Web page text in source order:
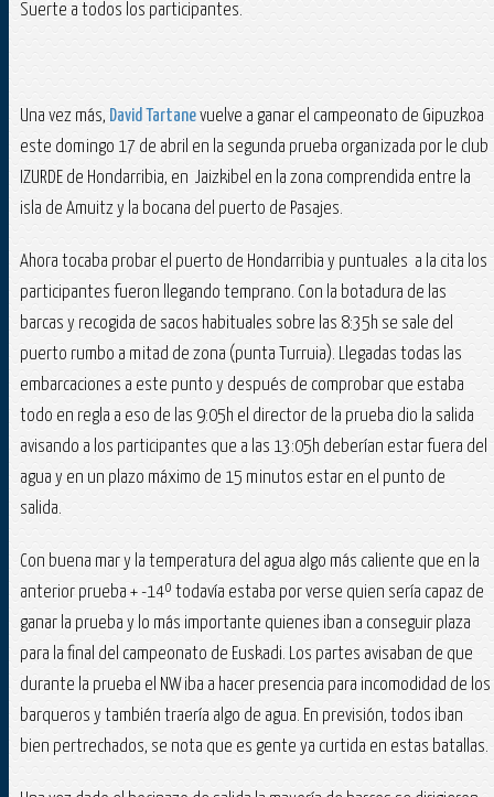
Suerte a todos los participantes.
Una vez más, David Tartanevuelve a ganar el campeonato de Gipuzkoa
este domingo 17 de abril en la segunda prueba organizada por le club
IZURDE de Hondarribia, en Jaizkibel en la zona comprendida entre la
isla de Amuitz y la bocana del puerto de Pasajes.
Ahora tocaba probar el puerto de Hondarribia y puntuales a la cita los
participantes fueron llegando temprano. Con la botadura de las
barcas y recogida de sacos habituales sobre las 8:35h se sale del
puerto rumbo a mitad de zona (punta Turruia). Llegadas todas las
embarcaciones a este punto y después de comprobar que estaba
todo en regla a eso de las 9:05h el director de la prueba dio la salida
avisando a los participantes que a las 13:05h deberían estar fuera del
agua y en un plazo máximo de 15 minutos estar en el punto de
salida.
Con buena mar y la temperatura del agua algo más caliente que en la
anterior prueba + -14º todavía estaba por verse quien sería capaz de
ganar la prueba y lo más importante quienes iban a conseguir plaza
para la final del campeonato de Euskadi. Los partes avisaban de que
durante la prueba el NW iba a hacer presencia para incomodidad de los
barqueros y también traería algo de agua. En previsión, todos iban
bien pertrechados, se nota que es gente ya curtida en estas batallas.